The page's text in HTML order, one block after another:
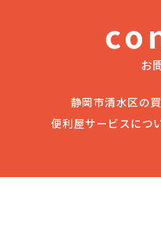
お
静岡市清水区の
便利屋サービスにつ